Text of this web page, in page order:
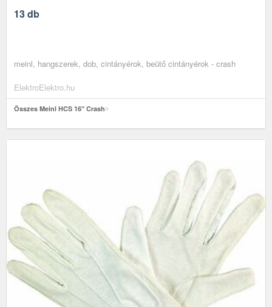
13 db
meinl, hangszerek, dob, cintányérok, beütő cintányérok - crash
ElektroElektro.hu
Összes Meinl HCS 16" Crash